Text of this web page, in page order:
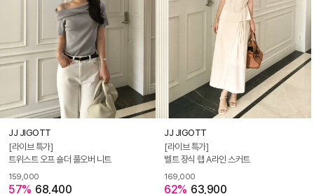
JJ JIGOTT
[라이브 특가]
트위스트 오프 숄더 풀오버 니트
159,000
57% 68,400
JJ JIGOTT
[라이브 특가]
벨트 장식 랩 A라인 스커트
169,000
62% 63,900